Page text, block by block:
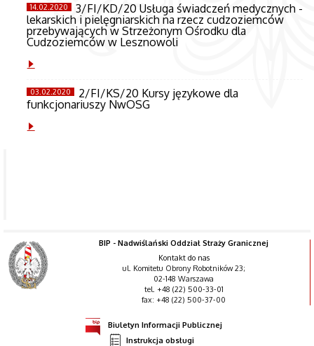
14.02.2020 3/FI/KD/20 Usługa świadczeń medycznych -
lekarskich i pielęgniarskich na rzecz cudzoziemców
przebywających w Strzeżonym Ośrodku dla
Cudzoziemców w Lesznowoli
03.02.2020 2/FI/KS/20 Kursy językowe dla
funkcjonariuszy NwOSG
BIP - Nadwiślański Oddział Straży Granicznej
Kontakt do nas
ul. Komitetu Obrony Robotników 23;
02-148 Warszawa
tel. +48 (22) 500-33-01
fax: +48 (22) 500-37-00
Biuletyn Informacji Publicznej
Instrukcja obsługi